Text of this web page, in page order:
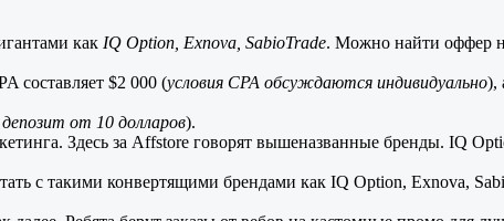
как IQ Option, Exnova, SabioTrade. Можно найти оффер
составляет $2 000 (условия CPA обсуждаются индивидуально),
от 10 долларов).
Здесь за Affstore говорят вышеназванные бренды. IQ
с такими конвертящими брендами как IQ Option, Exnova,